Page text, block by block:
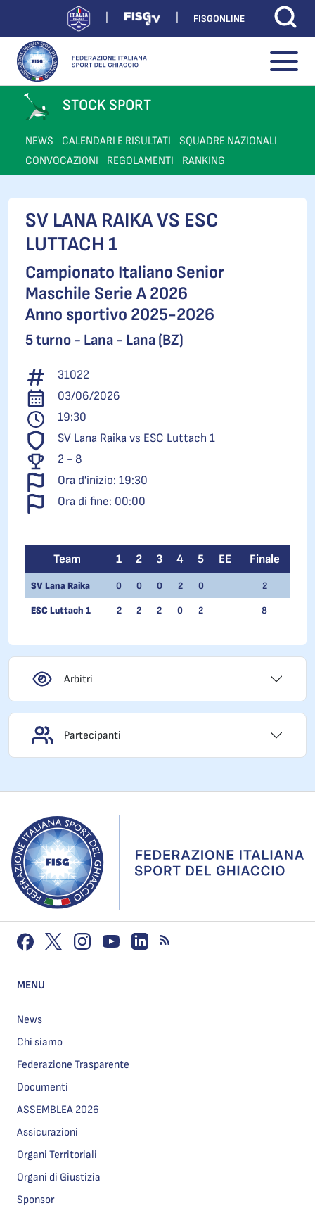
FISGONLINE
STOCK SPORT
NEWS CALENDARI E RISULTATI
SQUADRE NAZIONALI
CONVOCAZIONI
REGOLAMENTI RANKING
SV LANA RAIKA VS ESC
LUTTACH 1
Campionato Italiano Senior
Maschile Serie A 2026
Anno sportivo 2025-2026
5 turno - Lana - Lana (BZ)
31022
03/06/2026
19:30
SV Lana Raika vs ESC Luttach 1
2 - 8
Ora d'inizio: 19:30
Ora di fine: 00:00
Team 1 2 3 4 5 EE Finale
SV Lana Raika 0 0 0 2 0 2
ESC Luttach 1 2 2 2 0 2 8
Arbitri
Partecipanti
MENU
News
Chi siamo
Federazione Trasparente
Documenti
ASSEMBLEA 2026
Assicurazioni
Organi Territoriali
Organi di Giustizia
Sponsor